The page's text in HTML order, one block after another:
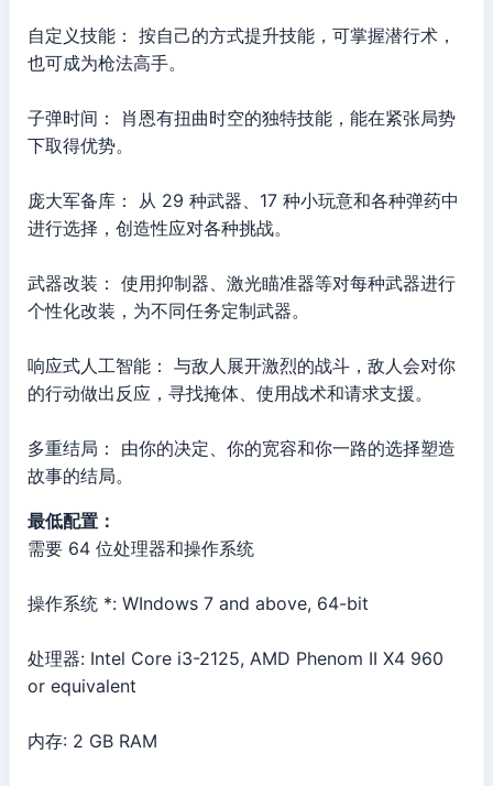
自定义技能： 按自己的方式提升技能，可掌握潜行术，
也可成为枪法高手。
子弹时间： 肖恩有扭曲时空的独特技能，能在紧张局势
下取得优势。
庞大军备库： 从 29 种武器、17 种小玩意和各种弹药中
进行选择，创造性应对各种挑战。
武器改装： 使用抑制器、激光瞄准器等对每种武器进行
个性化改装，为不同任务定制武器。
响应式人工智能： 与敌人展开激烈的战斗，敌人会对你
的行动做出反应，寻找掩体、使用战术和请求支援。
多重结局： 由你的决定、你的宽容和你一路的选择塑造
故事的结局。
最低配置：
需要 64 位处理器和操作系统
操作系统 *: WIndows 7 and above, 64-bit
处理器: Intel Core i3-2125, AMD Phenom II X4 960
or equivalent
内存: 2 GB RAM